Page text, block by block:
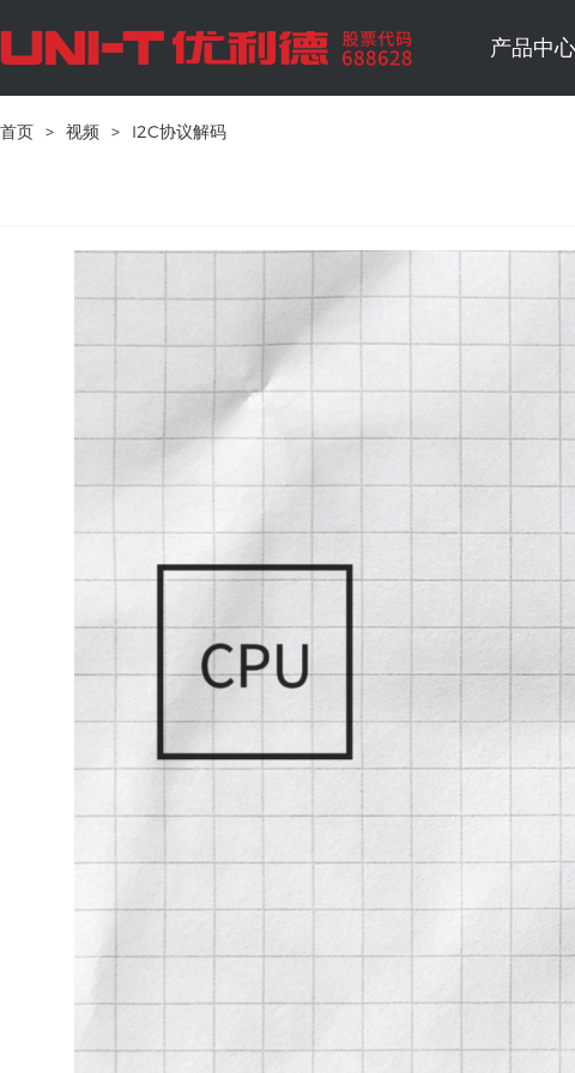
产品中心
首页 > 视频 > I2C协议解码